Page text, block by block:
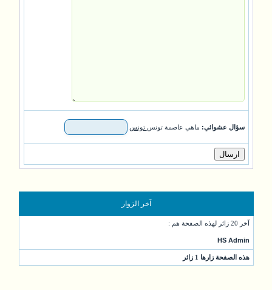
سؤال عشوائي: ماهي عاصمة تونس تونس
آخر الزوار
آخر 20 زائر لهذه الصفحة هم :
HS Admin
هذه الصفحة زارها 1 زائر